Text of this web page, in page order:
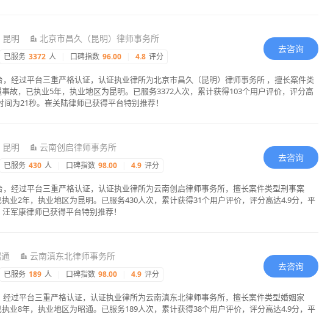
昆明 北京市昌久（昆明）律师事务所
已服务 3372 人 口碑指数 96.00 4.8 评分
去咨询
经过平台三重严格认证，认证执业律所为北京市昌久（昆明）律师事务所 ，擅长案件类
故，已执业5年，执业地区为昆明。已服务3372人次，累计获得103个用户评价，评分高
为21秒。崔关陆律师已获得平台特别推荐！
昆明 云南创启律师事务所
已服务 430 人 口碑指数 98.00 4.9 评分
去咨询
经过平台三重严格认证，认证执业律所为云南创启律师事务所，擅长案件类型刑事案
业2年，执业地区为昆明。已服务430人次，累计获得31个用户评价，评分高达4.9分，平
军康律师已获得平台特别推荐！
云南滇东北律师事务所
已服务 189 人 口碑指数 98.00 4.9 评分
去咨询
过平台三重严格认证，认证执业律所为云南滇东北律师事务所，擅长案件类型婚姻家
业8年，执业地区为昭通。已服务189人次，累计获得38个用户评价，评分高达4.9分，平